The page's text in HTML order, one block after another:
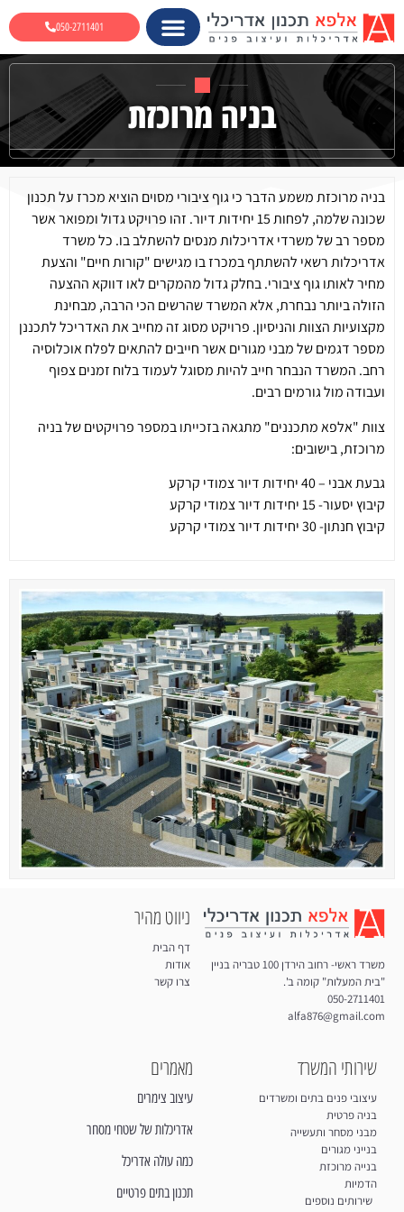
050-2711401
בניה מרוכזת
בניה מרוכזת משמע הדבר כי גוף ציבורי מסוים הוציא מכרז על תכנון
שכונה שלמה, לפחות 15 יחידות דיור. זהו פרויקט גדול ומפואר אשר
מספר רב של משרדי אדריכלות מנסים להשתלב בו. כל משרד
אדריכלות רשאי להשתתף במכרז בו מגישים "קורות חיים" והצעת
מחיר לאותו גוף ציבורי. בחלק גדול מהמקרים לאו דווקא ההצעה
הזולה ביותר נבחרת, אלא המשרד שהרשים הכי הרבה, מבחינת
מקצועיות הצוות והניסיון. פרויקט מסוג זה מחייב את האדריכל לתכננן
מספר דגמים של מבני מגורים אשר חייבים להתאים לפלח אוכלוסיה
רחב. המשרד הנבחר חייב להיות מסוגל לעמוד בלוח זמנים צפוף
ועבודה מול גורמים רבים.
צוות "אלפא מתכננים" מתגאה בזכייתו במספר פרויקטים של בניה
מרוכזת, בישובים:
גבעת אבני – 40 יחידות דיור צמודי קרקע
קיבוץ יסעור- 15 יחידות דיור צמודי קרקע
קיבוץ חנתון- 30 יחידות דיור צמודי קרקע
משרד ראשי- רחוב הירדן 100 טבריה בניין
"בית המעלות" קומה ב'.
050-2711401
alfa876@gmail.com
ניווט מהיר
דף הבית
אודות
צרו קשר
שירותי המשרד
עיצובי פנים בתים ומשרדים
בניה פרטית
מבני מסחר ותעשייה
בנייני מגורים
בנייה מרוכזת
הדמיות
שירותים נוספים
מאמרים
עיצוב צימרים
אדריכלות של שטחי מסחר
כמה עולה אדריכל
תכנון בתים פרטיים